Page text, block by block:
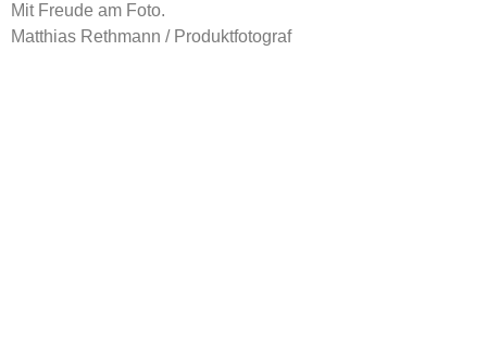
Mit Freude am Foto.
Matthias Rethmann / Produktfotograf